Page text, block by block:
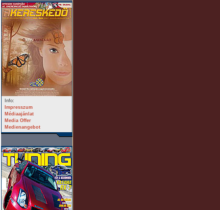
Info:
Impresszum
Médiaajánlat
Media Offer
Medienangebot